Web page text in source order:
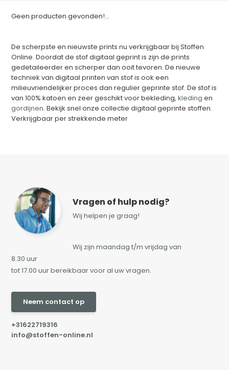
Geen producten gevonden!...
De scherpste en nieuwste prints nu verkrijgbaar bij Stoffen
Online. Doordat de stof digitaal geprint is zijn de prints
gedetaileerder en scherper dan ooit tevoren. De nieuwe
techniek van digitaal printen van stof is ook een
milieuvriendelijker proces dan regulier geprinte stof. De stof is
van 100% katoen en zeer geschikt voor bekleding, kleding en
gordijnen. Bekijk snel onze collectie digitaal geprinte stoffen.
Verkrijgbaar per strekkende meter
Vragen of hulp nodig?
Wij helpen je graag!
Wij zijn maandag t/m vrijdag van
8.30 uur
tot 17.00 uur bereikbaar voor al uw vragen.
Neem contact op
+31622719316
info@stoffen-online.nl